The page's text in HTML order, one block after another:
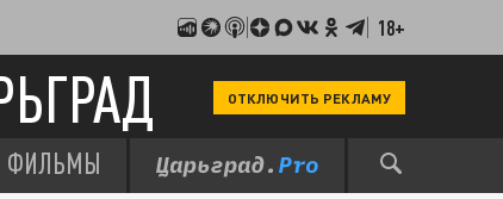
18+
ОТКЛЮЧИТЬ РЕКЛАМУ
ФИЛЬМЫ